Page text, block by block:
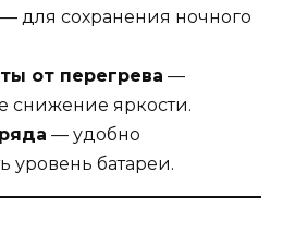
— для сохранения ночного
от перегрева —
снижение яркости.
— удобно
уровень батареи.